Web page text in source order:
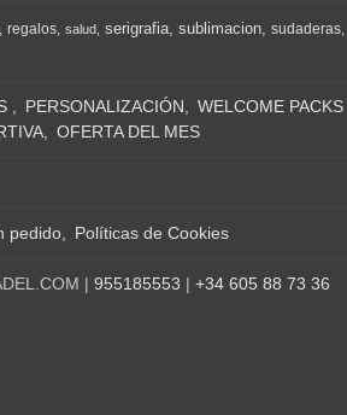
regalos salud serigrafia sublimacion sudaderas
PERSONALIZACIÓN
WELCOME PACKS
OFERTA DEL MES
pedido Políticas de Cookies
|955185553 |+34 605 88 73 36